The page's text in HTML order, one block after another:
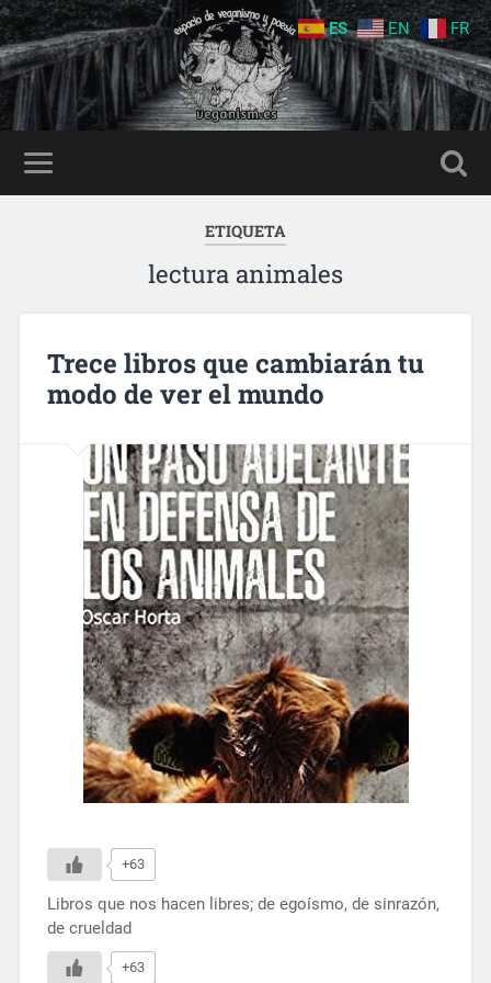
ETIQUETA
lectura animales
Trece libros que cambiarán tu
modo de ver el mundo
+63
Libros que nos hacen libres; de egoísmo, de sinrazón,
de crueldad
+63
ES EN FR